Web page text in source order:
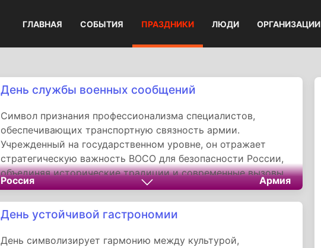
ГЛАВНАЯ СОБЫТИЯ ПРАЗДНИКИ ЛЮДИ ОРГАНИЗАЦИИ
День службы военных сообщений
Символ признания профессионализма специалистов,
обеспечивающих транспортную связность армии.
Учрежденный на государственном уровне, он отражает
стратегическую важность ВОСО для безопасности России,
объединяя исторические традиции и современные вызовы.
Их труд остается фундаментом мобильности Вооруженных
Сил в любых условиях.
Россия Армия
День устойчивой гастрономии
День символизирует гармонию между культурой,